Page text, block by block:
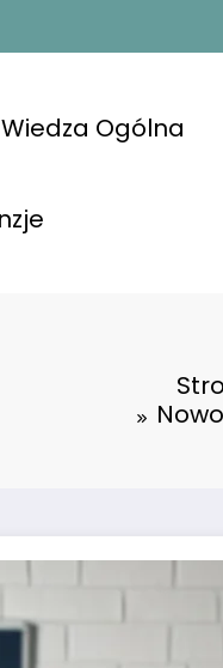
Wiedza Ogólna